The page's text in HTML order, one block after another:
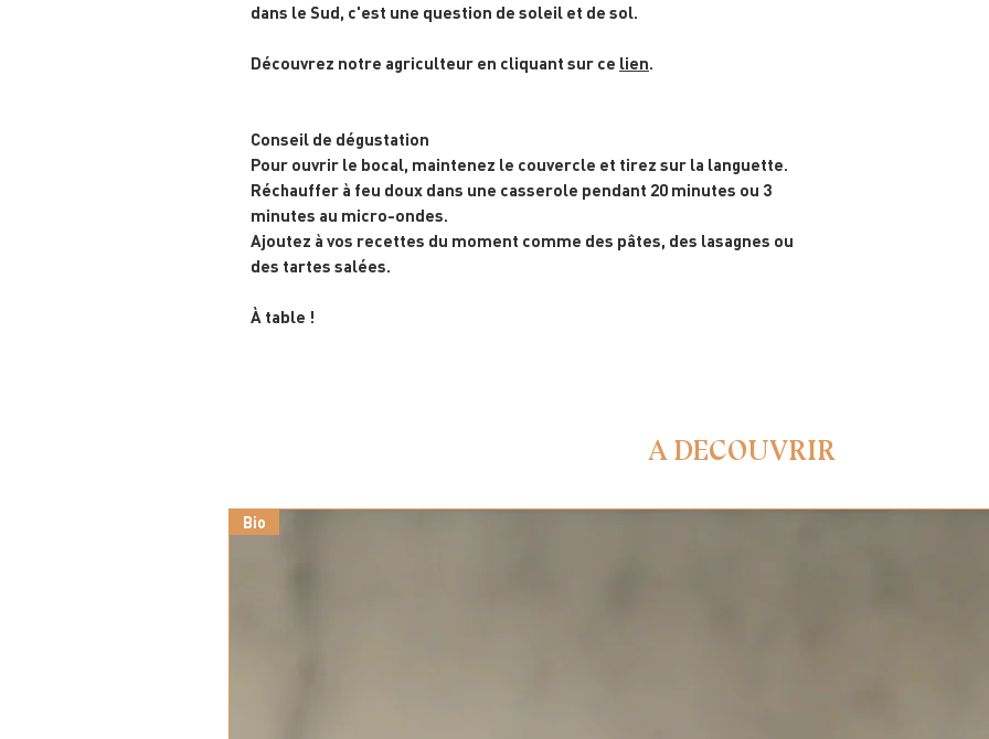
dans le Sud, c'est une question de soleil et de sol.
Découvrez notre agriculteur en cliquant sur ce lien.
Conseil de dégustation
Pour ouvrir le bocal, maintenez le couvercle et tirez sur la languette.
Réchauffer à feu doux dans une casserole pendant 20 minutes ou 3
minutes au micro-ondes.
Ajoutez à vos recettes du moment comme des pâtes, des lasagnes ou
des tartes salées.
À table !
A DECOUVRIR
Bio